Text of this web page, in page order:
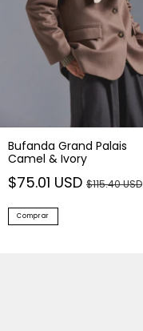
Bufanda Grand Palais
Camel & Ivory
$75.01 USD $115.40 USD
Comprar